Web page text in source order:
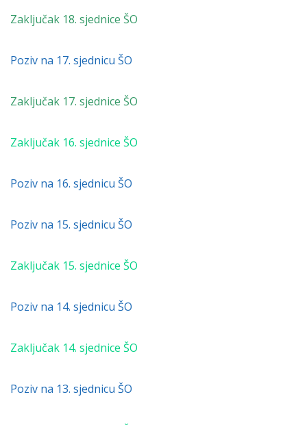
Zaključak 18. sjednice ŠO
Poziv na 17. sjednicu ŠO
Zaključak 17. sjednice ŠO
Zaključak 16. sjednice ŠO
Poziv na 16. sjednicu ŠO
Poziv na 15. sjednicu ŠO
Zaključak 15. sjednice ŠO
Poziv na 14. sjednicu ŠO
Zaključak 14. sjednice ŠO
Poziv na 13. sjednicu ŠO